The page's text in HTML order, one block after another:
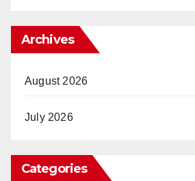
Archives
August 2026
July 2026
Categories